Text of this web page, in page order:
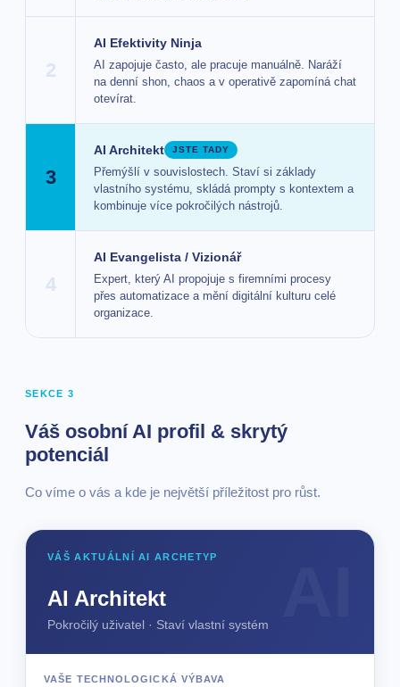
2
AI Efektivity Ninja
AI zapojuje často, ale pracuje manuálně. Naráží
na denní shon, chaos a v operativě zapomíná chat
otevírat.
3
AI Architekt JSTE TADY
Přemýšlí v souvislostech. Staví si základy
vlastního systému, skládá prompty s kontextem a
kombinuje více pokročilých nástrojů.
4
AI Evangelista / Vizionář
Expert, který AI propojuje s firemními procesy
přes automatizace a mění digitální kulturu celé
organizace.
SEKCE 3
Váš osobní AI profil & skrytý
potenciál
Co víme o vás a kde je největší příležitost pro růst.
VÁŠ AKTUÁLNÍ AI ARCHETYP
AI Architekt
Pokročilý uživatel · Staví vlastní systém
VAŠE TECHNOLOGICKÁ VÝBAVA